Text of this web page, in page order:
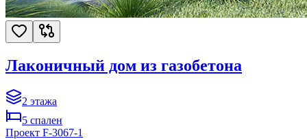
Лаконичный дом из газобетона
2 этажа
5 спален
Проект F-3067-1